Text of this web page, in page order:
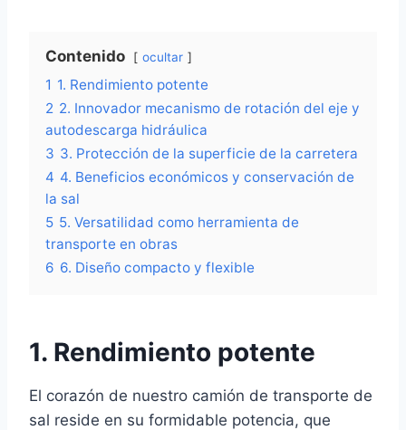
Contenido ocultar
1 1. Rendimiento potente
2 2. Innovador mecanismo de rotación del eje y
autodescarga hidráulica
3 3. Protección de la superficie de la carretera
4 4. Beneficios económicos y conservación de
la sal
5 5. Versatilidad como herramienta de
transporte en obras
6 6. Diseño compacto y flexible
1. Rendimiento potente
El corazón de nuestro camión de transporte de
sal reside en su formidable potencia, que